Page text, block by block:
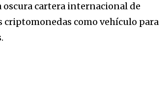
cartera internacional de
criptomonedas como vehículo para